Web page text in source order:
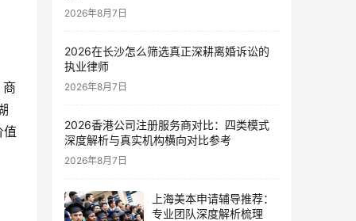
值
2026年8月7日
2026在长沙怎么筛选真正深耕离婚诉讼的
执业律师
2026年8月7日
2026香港公司注册服务商对比：四类模式
深度解析与真实机构横向对比参考
2026年8月7日
上海美本申请辅导推荐：
专业团队深度解析梳理